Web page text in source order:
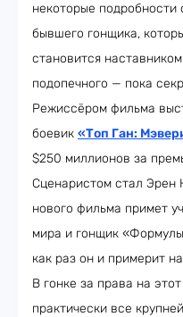
некоторые
бывшего гонщика,
становится
подопечного — пока
Режиссёром фильма
боевик «Топ Ган:
$250 миллионов за
Сценаристом стал
нового фильма примет
мира и гонщик
как раз он и примерит
В гонке за права на
практически все